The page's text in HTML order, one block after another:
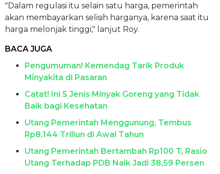
"Dalam regulasi itu selain satu harga, pemerintah
akan membayarkan selisih harganya, karena saat itu
harga melonjak tinggi," lanjut Roy.
BACA JUGA
Pengumuman! Kemendag Tarik Produk
Minyakita di Pasaran
Catat! Ini 5 Jenis Minyak Goreng yang Tidak
Baik bagi Kesehatan
Utang Pemerintah Menggunung, Tembus
Rp8.144 Triliun di Awal Tahun
Utang Pemerintah Bertambah Rp100 T, Rasio
Utang Terhadap PDB Naik Jadi 38,59 Persen